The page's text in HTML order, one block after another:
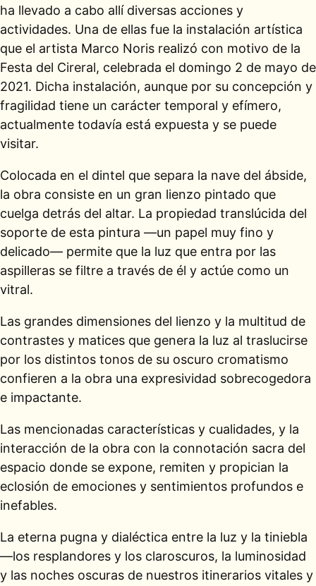
ha llevado a cabo allí diversas acciones y
actividades. Una de ellas fue la instalación artística
que el artista Marco Noris realizó con motivo de la
Festa del Cireral, celebrada el domingo 2 de mayo de
2021. Dicha instalación, aunque por su concepción y
fragilidad tiene un carácter temporal y efímero,
actualmente todavía está expuesta y se puede
visitar.
Colocada en el dintel que separa la nave del ábside,
la obra consiste en un gran lienzo pintado que
cuelga detrás del altar. La propiedad translúcida del
soporte de esta pintura —un papel muy fino y
delicado— permite que la luz que entra por las
aspilleras se filtre a través de él y actúe como un
vitral.
Las grandes dimensiones del lienzo y la multitud de
contrastes y matices que genera la luz al traslucirse
por los distintos tonos de su oscuro cromatismo
confieren a la obra una expresividad sobrecogedora
e impactante.
Las mencionadas características y cualidades, y la
interacción de la obra con la connotación sacra del
espacio donde se expone, remiten y propician la
eclosión de emociones y sentimientos profundos e
inefables.
La eterna pugna y dialéctica entre la luz y la tiniebla
—los resplandores y los claroscuros, la luminosidad
y las noches oscuras de nuestros itinerarios vitales y